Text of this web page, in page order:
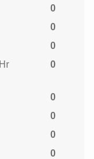
0
0
0
0
0
0
0
0